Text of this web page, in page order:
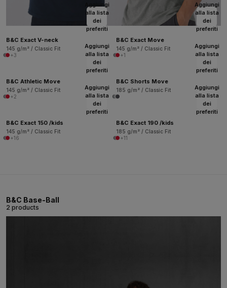
Aggiungi
alla lista
dei
preferiti
B&C Exact V-neck
145 g/m² / Classic Fit
+3
Aggiungi
alla lista
dei
preferiti
B&C Exact Move
145 g/m² / Classic Fit
+1
Aggiungi
alla lista
dei
preferiti
B&C Athletic Move
145 g/m² / Classic Fit
+2
Aggiungi
alla lista
dei
preferiti
B&C Shorts Move
185 g/m² / Classic Fit
Aggiungi
alla lista
dei
preferiti
B&C Exact 150 /kids
145 g/m² / Classic Fit
+16
Aggiungi
alla lista
dei
preferiti
B&C Exact 190 /kids
185 g/m² / Classic Fit
+11
B&C Base-Ball
2 products